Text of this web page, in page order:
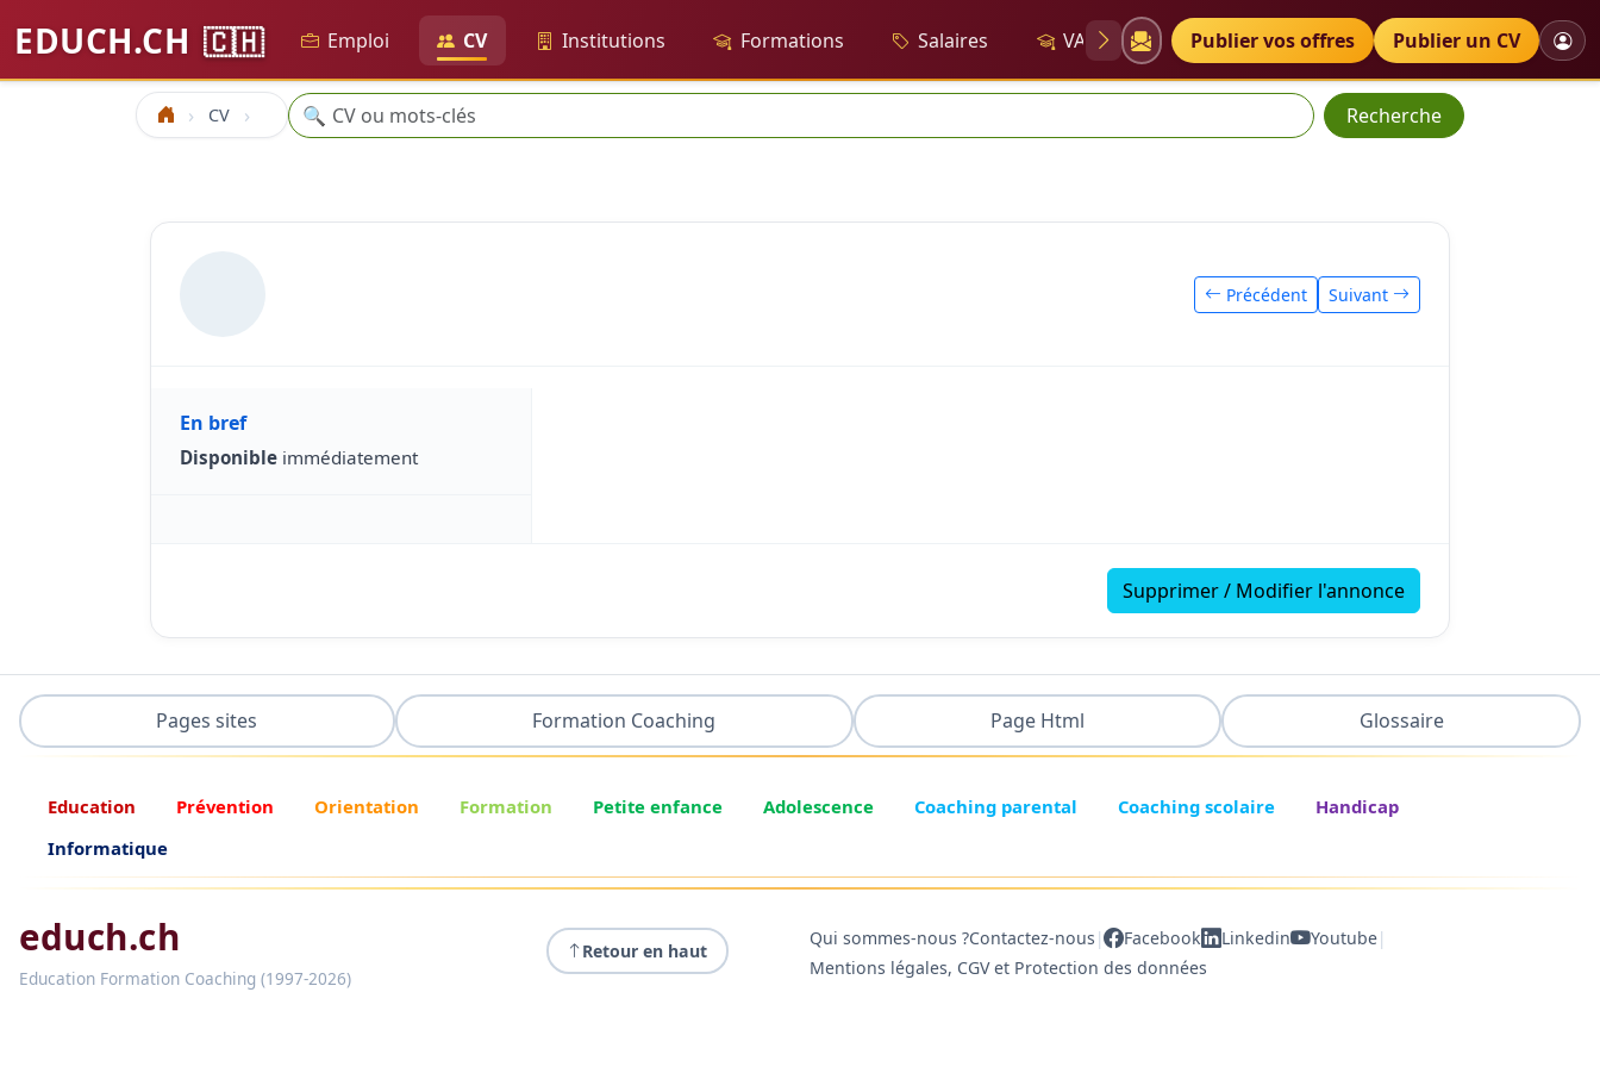
EDUCH.CH 🇨🇭 Emploi CV Institutions Formations Salaires VAE Diplômes Petites annonces
Publier vos offres Publier un CV
Accueil CV Recherche
🔍 Recherche
Précédent Suivant
En bref
Disponible immédiatement
Supprimer / Modifier l'annonce
Pages sites Formation Coaching Page Html Glossaire
Education Prévention Orientation Formation Petite enfance Adolescence Coaching parental Coaching scolaire
Handicap
Informatique
educh.ch
Education Formation Coaching (1997-2026)
Retour en haut
Qui sommes-nous ?Contactez-nous | Facebook Linkedin Youtube|
Mentions légales, CGV et Protection des données